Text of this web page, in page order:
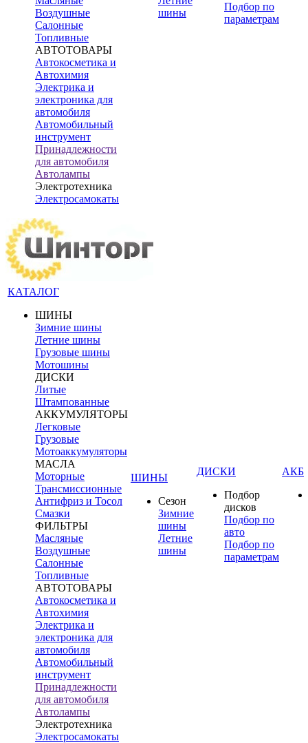
Воздушные
Салонные
Топливные
АВТОТОВАРЫ
Автокосметика и
Автохимия
Электрика и
электроника для
автомобиля
Автомобильный
инструмент
Принадлежности
для автомобиля
Автолампы
Электротехника
Электросамокаты
шины
Подбор по
параметрам
КАТАЛОГ
ШИНЫ
Зимние шины
Летние шины
Грузовые шины
Мотошины
ДИСКИ
Литые
Штампованные
АККУМУЛЯТОРЫ
Легковые
Грузовые
Мотоаккумуляторы
МАСЛА
Моторные
Трансмиссионные
Антифриз и Тосол
Смазки
ФИЛЬТРЫ
Масляные
Воздушные
Салонные
Топливные
АВТОТОВАРЫ
Автокосметика и
Автохимия
Электрика и
электроника для
автомобиля
Автомобильный
инструмент
Принадлежности
для автомобиля
Автолампы
Электротехника
Электросамокаты
ШИНЫ
Сезон
Зимние
шины
Летние
шины
ДИСКИ
Подбор
дисков
Подбор по
авто
Подбор по
параметрам
АКБ